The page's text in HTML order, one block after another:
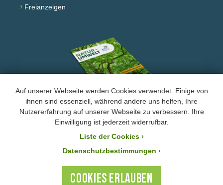
Auf unserer Webseite werden Cookies verwendet. Einige von
ihnen sind essenziell, während andere uns helfen, Ihre
Nutzererfahrung auf unserer Webseite zu verbessern. Ihre
Einwilligung ist jederzeit widerrufbar.
Liste der Cookies ›
Datenschutzbestimmungen ›
COOKIES ERLAUBEN
› Freianzeigen
FacebookInstagramYouTube
› Impressum und Datenschutz
BUND Naturschutz ist steuerlich absetzbar.